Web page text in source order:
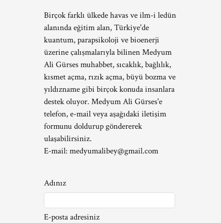
Birçok farklı ülkede havas ve ilm-i ledün
alanında eğitim alan, Türkiye'de
kuantum, parapsikoloji ve bioenerji
üzerine çalışmalarıyla bilinen Medyum
Ali Gürses muhabbet, sıcaklık, bağlılık,
kısmet açma, rızık açma, büyü bozma ve
yıldızname gibi birçok konuda insanlara
destek oluyor. Medyum Ali Gürses'e
telefon, e-mail veya aşağıdaki iletişim
formunu doldurup göndererek
ulaşabilirsiniz.
E-mail: medyumalibey@gmail.com
Adınız
E-posta adresiniz